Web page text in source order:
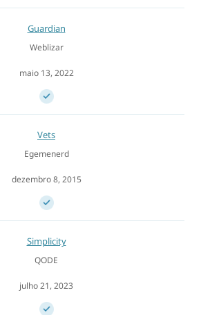
Guardian
Weblizar
maio 13, 2022
Vets
Egemenerd
dezembro 8, 2015
Simplicity
QODE
julho 21, 2023